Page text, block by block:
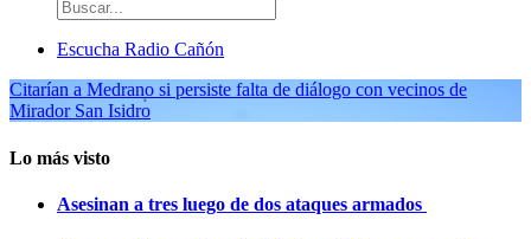
Escucha Radio Cañón
Citarían a Medrano si persiste falta de diálogo con vecinos de
Mirador San Isidro
Lo más visto
Asesinan a tres luego de dos ataques armados